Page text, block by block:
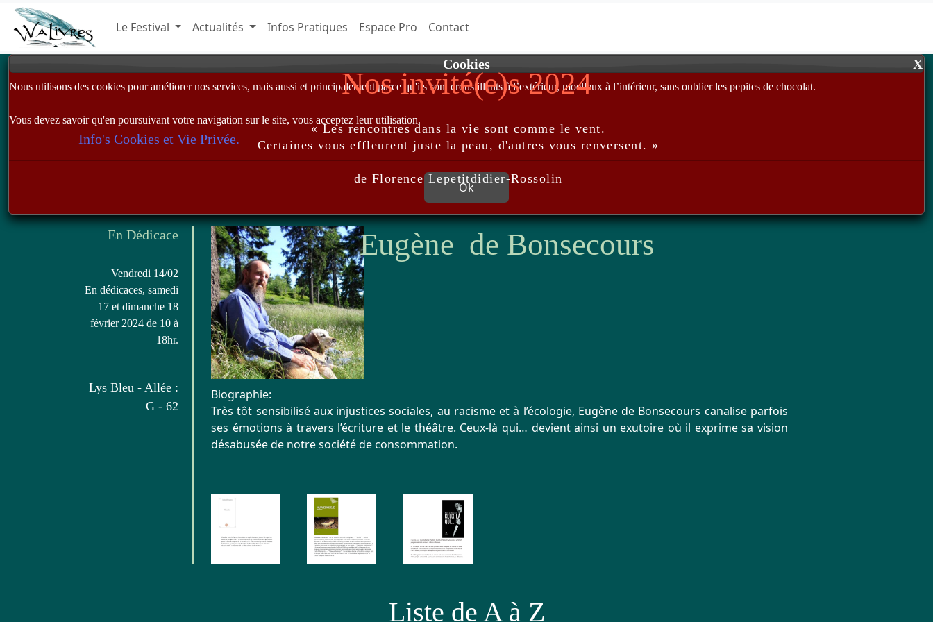
Le Festival Actualités Infos Pratiques Espace Pro Contact
Cookies X
Nous utilisons des cookies pour améliorer nos services, mais aussi et principalement parce qu'ils sont croustillants à l’extérieur, moelleux à l’intérieur, sans oublier les pepites de chocolat.
Vous devez savoir qu'en poursuivant votre navigation sur le site, vous acceptez leur utilisation.
Info's Cookies et Vie Privée.
Ok
Nos invité(e)s 2024
« Les rencontres dans la vie sont comme le vent.
Certaines vous effleurent juste la peau, d'autres vous renversent. »
de Florence Lepetitdidier-Rossolin
En Dédicace
Vendredi 14/02
En dédicaces, samedi
17 et dimanche 18
février 2024 de 10 à
18hr.
Lys Bleu - Allée :
G - 62
Eugène de Bonsecours
Biographie:
Très tôt sensibilisé aux injustices sociales, au racisme et à l’écologie, Eugène de Bonsecours canalise parfois
ses émotions à travers l’écriture et le théâtre. Ceux-là qui… devient ainsi un exutoire où il exprime sa vision
désabusée de notre société de consommation.
Liste de A à Z